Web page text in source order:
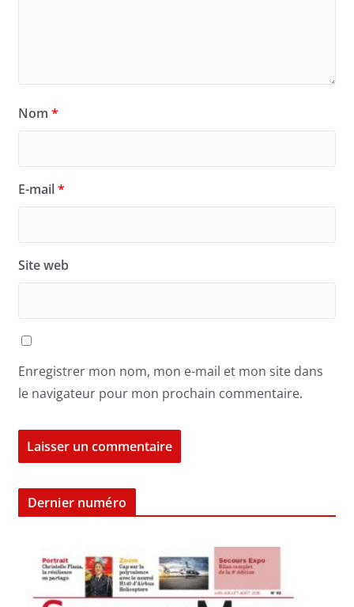
Nom *
E-mail*
Site web
Enregistrer mon nom, mon e-mail et mon site dans
le navigateur pour mon prochain commentaire.
Dernier numéro